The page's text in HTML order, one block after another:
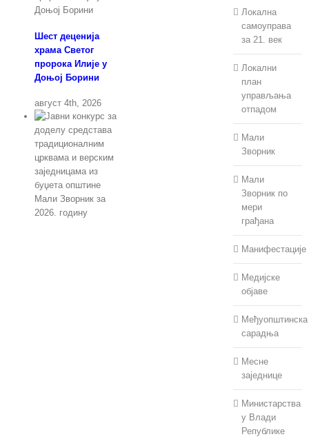
Шест деценија
храма Светог
пророка Илије у
Доњој Борини
август 4th, 2026
Локална
самоуправа
за 21. век
Локални
план
управљања
отпадом
Мали
Зворник
Мали
Зворник по
мери
грађана
Манифестације
Медијске
објаве
Међуопштинска
сарадња
Месне
заједнице
Министарства
у Влади
Републике